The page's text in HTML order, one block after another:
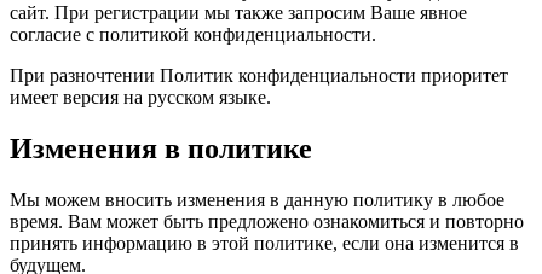
сайт. При регистрации мы также запросим Ваше явное
согласие с политикой конфиденциальности.
При разночтении Политик конфиденциальности приоритет
имеет версия на русском языке.
Изменения в политике
Мы можем вносить изменения в данную политику в любое
время. Вам может быть предложено ознакомиться и повторно
принять информацию в этой политике, если она изменится в
будущем.